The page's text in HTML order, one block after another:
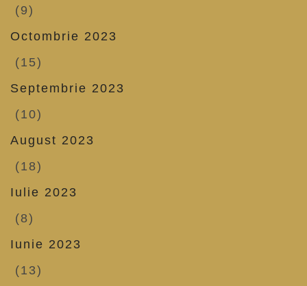
(9)
Octombrie 2023
(15)
Septembrie 2023
(10)
August 2023
(18)
Iulie 2023
(8)
Iunie 2023
(13)